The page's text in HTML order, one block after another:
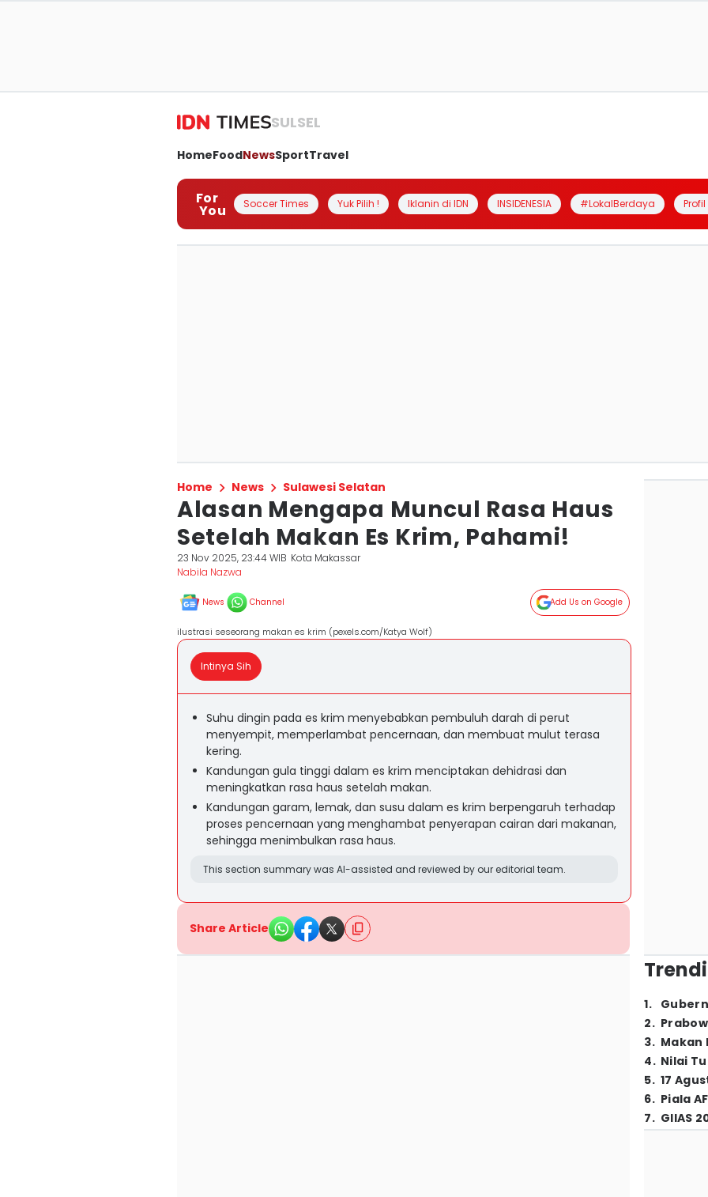
SULSEL
HomeFoodNewsSportTravel
For
You Soccer Times Yuk Pilih ! Iklanin di IDN INSIDENESIA #LokalBerdaya
Home News Sulawesi Selatan
Alasan Mengapa Muncul Rasa Haus
Setelah Makan Es Krim, Pahami!
23 Nov 2025, 23:44 WIB Kota Makassar
Nabila Nazwa
News Channel Add Us on Google
ilustrasi seseorang makan es krim (pexels.com/Katya Wolf)
Intinya Sih
Suhu dingin pada es krim menyebabkan pembuluh darah di perut
menyempit, memperlambat pencernaan, dan membuat mulut terasa
kering.
Kandungan gula tinggi dalam es krim menciptakan dehidrasi dan
meningkatkan rasa haus setelah makan.
Kandungan garam, lemak, dan susu dalam es krim berpengaruh terhadap
proses pencernaan yang menghambat penyerapan cairan dari makanan,
sehingga menimbulkan rasa haus.
This section summary was AI-assisted and reviewed by our editorial team.
Share Article
1.
2.
3. Makan
4. Nilai
5. 17
6. Piala
7. GIIAS